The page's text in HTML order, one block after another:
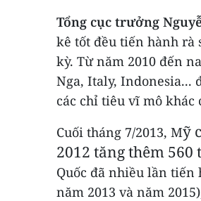
Tổng cục trưởng
kê tốt đều tiến hành rà
kỳ. Từ năm 2010 đến
Nga, Italy, Indonesia...
các chỉ tiêu vĩ mô khác
Cuối tháng 7/2013, Mỹ
2012 tăng thêm 560
Quốc đã nhiều lần tiến
năm 2013 và năm